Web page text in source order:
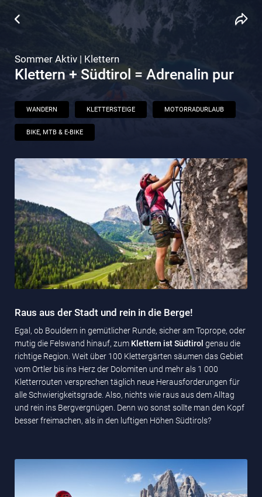
Sommer Aktiv | Klettern
Klettern + Südtirol = Adrenalin pur
WANDERN KLETTERSTEIGE MOTORRADURLAUB
BIKE, MTB & E-BIKE
Raus aus der Stadt und rein in die Berge!
Egal, ob Bouldern in gemütlicher Runde, sicher am Toprope, oder
mutig die Felswand hinauf, zum Klettern ist Südtirol genau die
richtige Region. Weit über 100 Klettergärten säumen das Gebiet
vom Ortler bis ins Herz der Dolomiten und mehr als 1 000
Kletterrouten versprechen täglich neue Herausforderungen für
alle Schwierigkeitsgrade. Also, nichts wie raus aus dem Alltag
und rein ins Bergvergnügen. Denn wo sonst sollte man den Kopf
besser freimachen, als in den luftigen Höhen Südtirols?